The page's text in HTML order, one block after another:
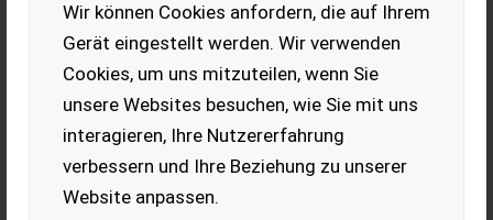
Wir können Cookies anfordern, die auf Ihrem
Gerät eingestellt werden. Wir verwenden
Cookies, um uns mitzuteilen, wenn Sie
unsere Websites besuchen, wie Sie mit uns
interagieren, Ihre Nutzererfahrung
verbessern und Ihre Beziehung zu unserer
Website anpassen.
Oma 320
mt. 3.30 -idraulica, a 5 settori, c/centralina piastra-
EUR 0